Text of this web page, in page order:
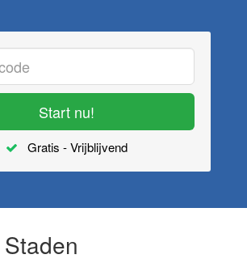
Start nu!
Gratis - Vrijblijvend